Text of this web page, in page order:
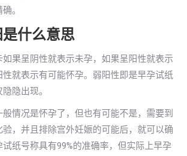
。
什么意思
果呈阴性就表示未孕，如果呈阳性就表示
就表示有可能怀孕。弱阳性即是早孕试纸
隐出现。
情况是怀孕了，但也有可能不是，需要到
验，并且排除宫外妊娠的可能后，就可以确
纸号称具有99%的准确率，但实际上早孕